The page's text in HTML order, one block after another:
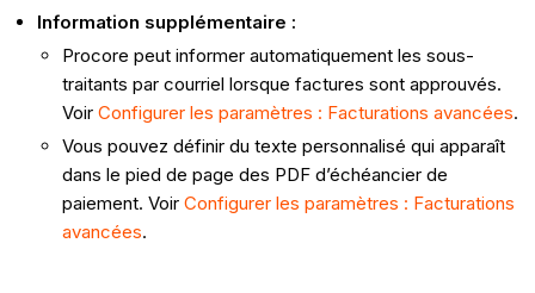
Information supplémentaire :
Procore peut informer automatiquement les sous-
traitants par courriel lorsque factures sont approuvés.
VoirConfigurer les paramètres : Facturations avancées.
Vous pouvez définir du texte personnalisé qui apparaît
dans le pied de page des PDF d’échéancier de
paiement. VoirConfigurer les paramètres : Facturations
avancées.